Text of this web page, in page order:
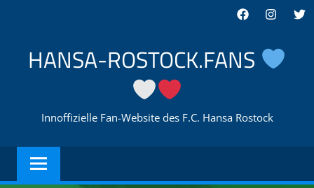
springen
Facebook
HANSA-ROSTOCK.FANS
Innoffizielle Fan-Website des F.C. Hansa Rostock